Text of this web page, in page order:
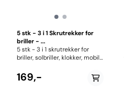
5 stk - 3 i 1 Skrutrekker for
briller - ...
5 stk - 3 i 1 skrutrekker for
briller, solbriller, klokker, mobil
nøkkelring, slik at du har den
tilgjengelig ved behov. Flat og
169,-